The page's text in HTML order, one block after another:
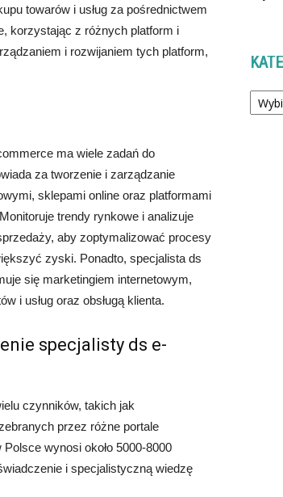
towarów i usług za pośrednictwem
korzystając z różnych platform i
i rozwijaniem tych platform,
ma wiele zadań do
za tworzenie i zarządzanie
sklepami online oraz platformami
trendy rynkowe i analizuje
aby zoptymalizować procesy
zyski. Ponadto, specjalista ds
się marketingiem internetowym,
i usług oraz obsługą klienta.
specjalisty ds e-
czynników, takich jak
przez różne portale
wynosi około 5000-8000
i specjalistyczną wiedzę